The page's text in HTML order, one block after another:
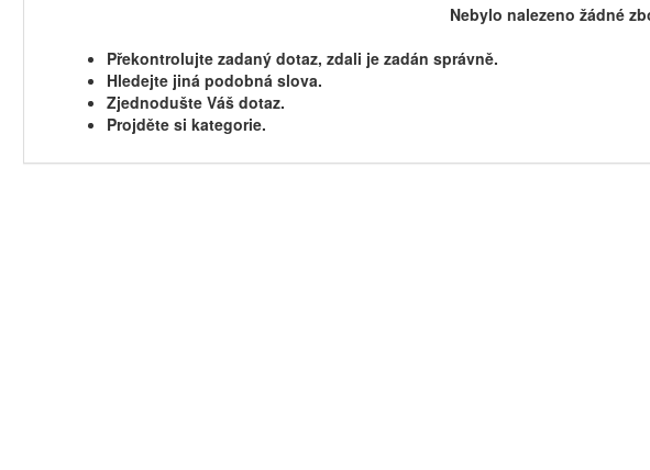
Nebylo nalezeno žádné
Překontrolujte zadaný dotaz, zdali je zadán správně.
Hledejte jiná podobná slova.
Zjednodušte Váš dotaz.
Projděte si kategorie.